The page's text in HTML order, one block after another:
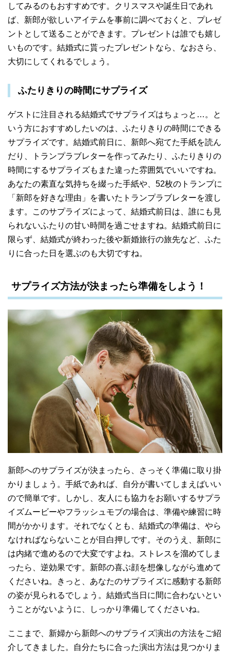
してみるのもおすすめです。クリスマスや誕生日であれ
ば、新郎が欲しいアイテムを事前に調べておくと、プレゼ
ントとして送ることができます。プレゼントは誰でも嬉し
いものです。結婚式に貰ったプレゼントなら、なおさら、
大切にしてくれるでしょう。
ふたりきりの時間にサプライズ
ゲストに注目される結婚式でサプライズはちょっと…。と
いう方におすすめしたいのは、ふたりきりの時間にできる
サプライズです。結婚式前日に、新郎へ宛てた手紙を読ん
だり、トランプラブレターを作ってみたり、ふたりきりの
時間にするサプライズもまた違った雰囲気でいいですね。
あなたの素直な気持ちを綴った手紙や、52枚のトランプに
「新郎を好きな理由」を書いたトランプラブレターを渡し
ます。このサプライズによって、結婚式前日は、誰にも見
られないふたりの甘い時間を過ごせますね。結婚式前日に
限らず、結婚式が終わった後や新婚旅行の旅先など、ふた
りに合った日を選ぶのも大切ですね。
サプライズ方法が決まったら準備をしよう！
新郎へのサプライズが決まったら、さっそく準備に取り掛
かりましょう。手紙であれば、自分が書いてしまえばいい
ので簡単です。しかし、友人にも協力をお願いするサプラ
イズムービーやフラッシュモブの場合は、準備や練習に時
間がかかります。それでなくとも、結婚式の準備は、やら
なければならないことが目白押しです。そのうえ、新郎に
は内緒で進めるので大変ですよね。ストレスを溜めてしま
ったら、逆効果です。新郎の喜ぶ顔を想像しながら進めて
くださいね。きっと、あなたのサプライズに感動する新郎
の姿が見られるでしょう。結婚式当日に間に合わないとい
うことがないように、しっかり準備してくださいね。
ここまで、新婦から新郎へのサプライズ演出の方法をご紹
介してきました。自分たちに合った演出方法は見つかりま